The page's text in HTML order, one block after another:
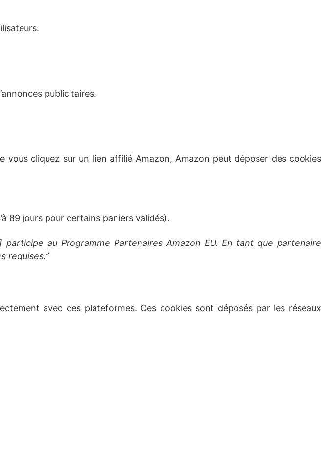
publicitaires.
vous cliquez sur un lien affilié Amazon, Amazon peut déposer des cookies
89 jours pour certains paniers validés).
au Programme Partenaires Amazon EU. En tant que partenaire
requises.”
avec ces plateformes. Ces cookies sont déposés par les réseaux